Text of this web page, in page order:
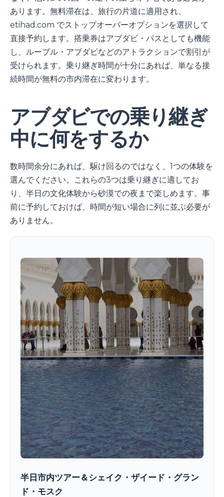
あります。無料滞在は、旅行の片道に適用され、
etihad.com でストップオーバーオプションを選択して
直接予約します。搭乗券はアブダビ・パスとしても機能
し、ルーブル・アブダビなどのアトラクションで割引が
受けられます。乗り継ぎ時間が十分にあれば、単なる接
続時間が無料の市内滞在に変わります。
アブダビでの乗り継ぎ
中に何をするか
数時間余分にあれば、駆け回るのではなく、1つの体験を
選んでください。これらの3つは乗り継ぎに適してお
り、半日の文化体験から砂漠での夜まで楽しめます。事
前に予約しておけば、時間が短い場合に列に並ぶ必要が
ありません。
半日市内ツアー＆シェイク・ザイード・グラン
ド・モスク